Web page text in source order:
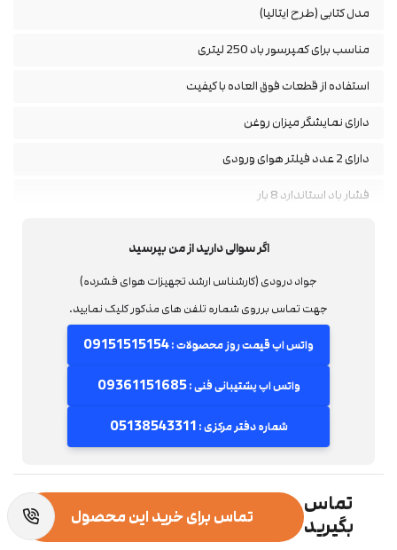
مدل کتابی (طرح ایتالیا)
مناسب برای کمپرسور باد 250 لیتری
استفاده از قطعات فوق العاده با کیفیت
دارای نمایشگر میزان روغن
دارای 2 عدد فیلتر هوای ورودی
فشار باد استاندارد 8 بار
اگر سوالی دارید از من بپرسید
جواد درودی (کارشناس ارشد تجهیزات هوای فشرده)
جهت تماس برروی شماره تلفن های مذکور کلیک نمایید.
واتس اپ قیمت روز محصولات :09151515154
واتس اپ پشتیبانی فنی :09361151685
شماره دفتر مرکزی : 05138543311
تماس
بگیرید
تماس برای خرید این محصول